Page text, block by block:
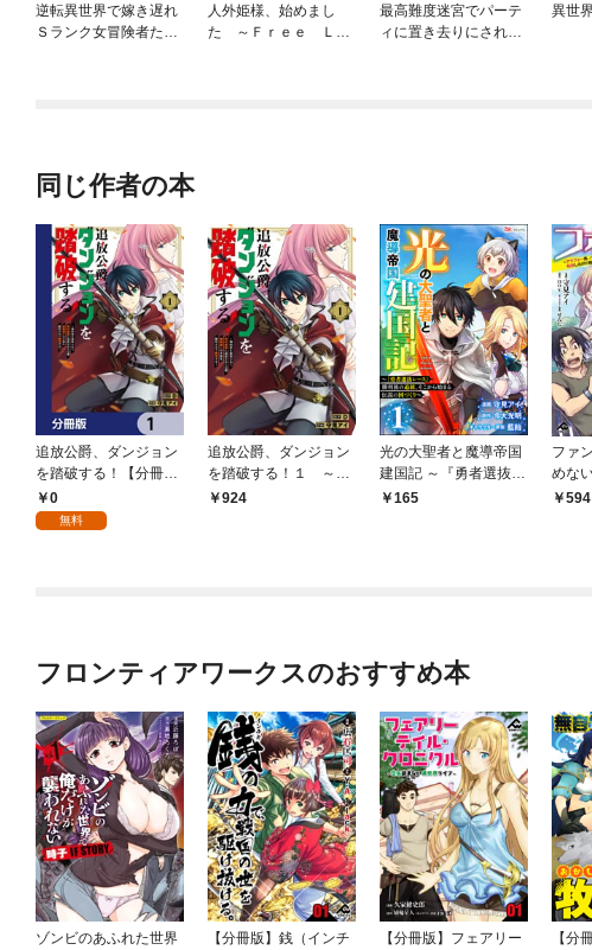
逆転異世界で嫁き遅れ
Ｓランク女冒険者たち
人外姫様、始めまし
た ～Ｆｒｅｅ Ｌｉ
最高難度迷宮でパーテ
ィに置き去りにされた
異世
同じ作者の本
追放公爵、ダンジョン
を踏破する！【分冊
版】 1
0
無料
追放公爵、ダンジョン
を踏破する！１ ～婚
約者を寝取られて、死
924
光の大聖者と魔導帝国
建国記 ～『勇者選抜レ
ース』勝利後の追放、
165
ファ
めな
男、
594
フロンティアワークスのおすすめ本
ゾンビのあふれた世界
【分冊版】銭（インチ
【分冊版】フェアリー
【分